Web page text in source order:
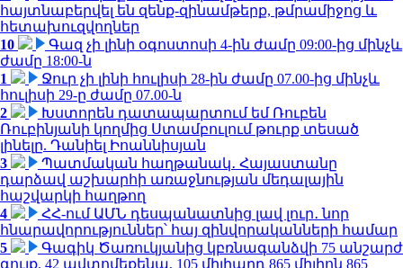
հայտնաբերվել են զենք-զինամթերք, թմրամիջոց և
հետախուզվողներ
10
Գազ չի լինի օգոստոսի 4-ին ժամը 09:00-ից մինչև
ժամը 18:00-ն
1
Ջուր չի լինի հուլիսի 28-ին ժամը 07.00-ից մինչև
հուլիսի 29-ը ժամը 07.00-ն
2
Խստորեն դատապարտում եմ Ռուբեն
Ռուբինյանի կողմից Ստամբուլում թուրք տեսած
լինելը. Դանիել Իոաննիսյան
3
Պատմական հաղթանակ․ Հայաստանը
դարձավ աշխարհի առաջնության մեդալային
հաշվարկի հաղթող
4
ՀՀ-ում ԱՄՆ դեսպանատնից լավ լուր․ նոր
հնարավորություններ՝ հայ զինվորականների համար
5
Գագիկ Ծառուկյանից կբռնագանձվի 75 անշարժ
գույք, 42 ավտոմեքենա, 105 միլիարդ 865 միլիոն 865